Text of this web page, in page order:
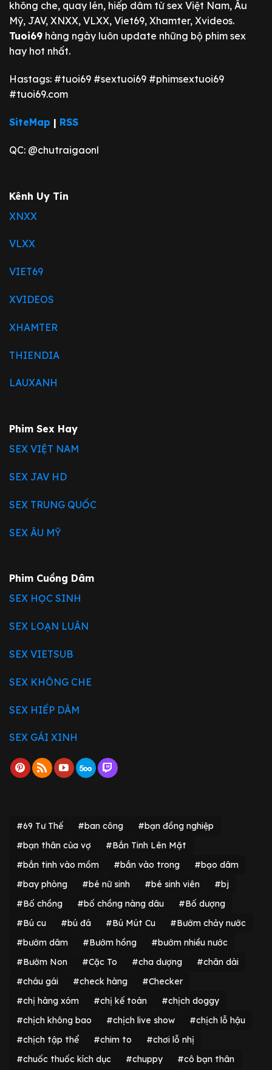
không che, quay lén, hiếp dâm từ sex Việt Nam, Âu
Mỹ, JAV, XNXX, VLXX, Viet69, Xhamter, Xvideos.
Tuoi69 hàng ngày luôn update những bộ phim sex
hay hot nhất.
Hastags: #tuoi69 #sextuoi69 #phimsextuoi69
#tuoi69.com
SiteMap | RSS
QC: @chutraigaonl
Kênh Uy Tín
XNXX
VLXX
VIET69
XVIDEOS
XHAMTER
THIENDIA
LAUXANH
Phim Sex Hay
SEX VIỆT NAM
SEX JAV HD
SEX TRUNG QUỐC
SEX ÂU MỸ
Phim Cuồng Dâm
SEX HỌC SINH
SEX LOẠN LUÂN
SEX VIETSUB
SEX KHÔNG CHE
SEX HIẾP DÂM
SEX GÁI XINH
#69 Tư Thế #ban công
#bạn đồng nghiệp
#bạn thân của vợ
#Bắn Tinh Lên Mặt
#bắn tinh vào mồm
#bắn vào trong
#bạo dâm
#bay phòng
#bé nữ sinh #bé sinh viên
#bj
#Bố chồng
#bố chồng nàng dâu
#Bố dượng
#Bú cu
#bú đá #Bú Mút Cu
#Bướm chảy nước
#bướm dâm
#Bướm hồng
#bướm nhiều nước
#Bướm Non
#Cặc To #cha dượng
#chân dài
#cháu gái
#check hàng
#Checker
#chị hàng xóm
#chị kế toán
#chịch doggy
#chịch không bao
#chịch live show
#chịch lỗ hậu
#chịch tập thể
#chim to
#chơi lỗ nhị
#chuốc thuốc kích dục
#chuppy
#cô bạn thân